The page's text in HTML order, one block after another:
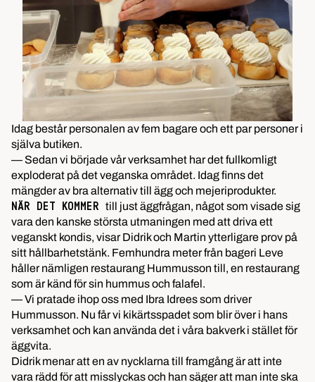
Idag består personalen av fem bagare och ett par personer i
själva butiken.
— Sedan vi började vår verksamhet har det fullkomligt
exploderat på det veganska området. Idag finns det
mängder av bra alternativ till ägg och mejeriprodukter.
NÄR DET KOMMER till just äggfrågan, något som visade sig
vara den kanske största utmaningen med att driva ett
veganskt kondis, visar Didrik och Martin ytterligare prov på
sitt hållbarhetstänk. Femhundra meter från bageri Leve
håller nämligen restaurang Hummusson till, en restaurang
som är känd för sin hummus och falafel.
— Vi pratade ihop oss med Ibra Idrees som driver
Hummusson. Nu får vi kikärtsspadet som blir över i hans
verksamhet och kan använda det i våra bakverk i stället för
äggvita.
Didrik menar att en av nycklarna till framgång är att inte
vara rädd för att misslyckas och han säger att man inte ska